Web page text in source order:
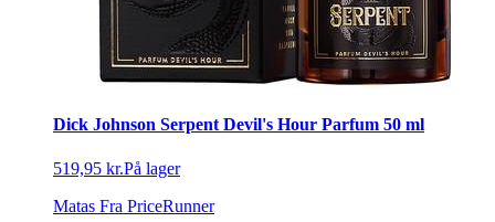
Dick Johnson Serpent Devil's Hour Parfum 50 ml
519,95 kr.På lager
Matas Fra PriceRunner